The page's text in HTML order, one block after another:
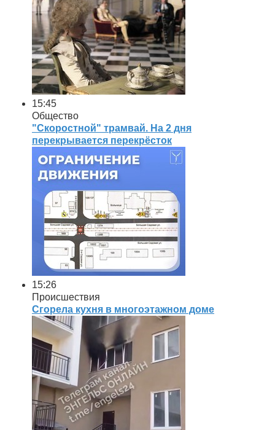
15:45
Общество
"Скоростной" трамвай. На 2 дня
перекрывается перекрёсток
15:26
Происшествия
Сгорела кухня в многоэтажном доме